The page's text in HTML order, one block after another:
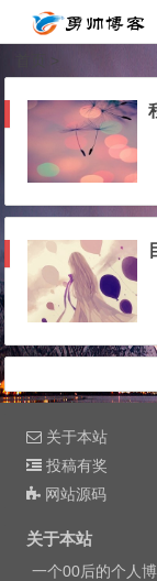
关于本站
投稿有奖
网站源码
关于本站
一个00后的个人博